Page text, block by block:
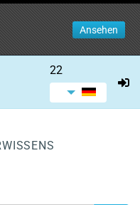
Ansehen
22